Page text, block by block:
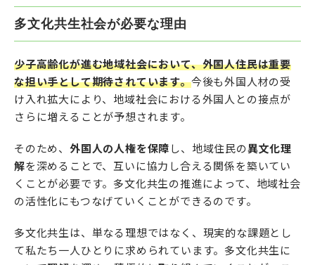
多文化共生社会が必要な理由
少子高齢化が進む地域社会において、外国人住民は重要
な担い手として期待されています。今後も外国人材の受
け入れ拡大により、地域社会における外国人との接点が
さらに増えることが予想されます。
そのため、 外国人の人権を保障 し、地域住民の異文化理
解を深めることで、互いに協力し合える関係を築いてい
くことが必要です。多文化共生の推進によって、地域社会
の活性化にもつなげていくことができるのです。
多文化共生は、単なる理想ではなく、現実的な課題とし
て私たち一人ひとりに求められています。多文化共生に